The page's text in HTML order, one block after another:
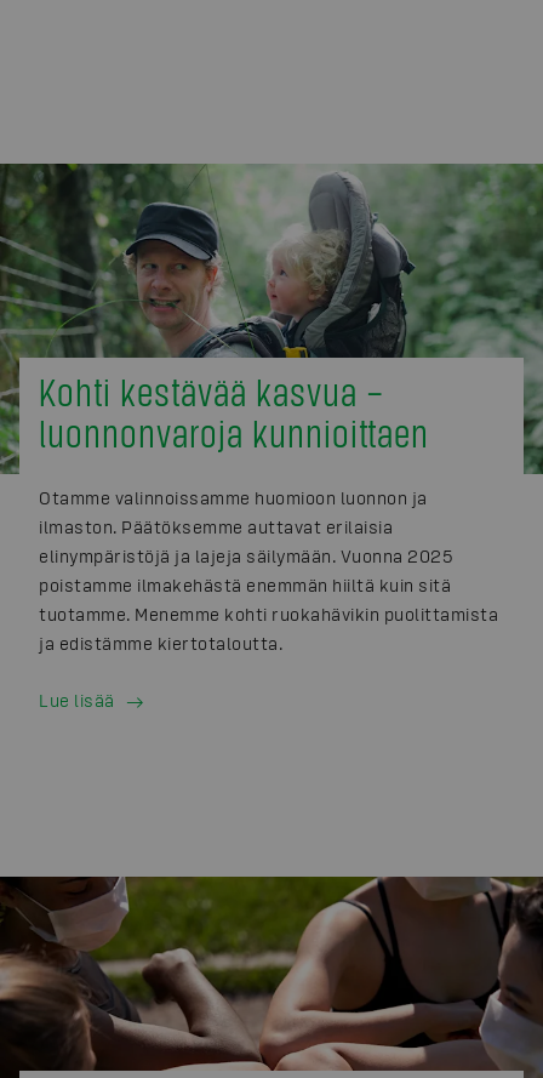
Kohti kestävää kasvua –
luonnonvaroja kunnioittaen
Otamme valinnoissamme huomioon luonnon ja
ilmaston. Päätöksemme auttavat erilaisia
elinympäristöjä ja lajeja säilymään. Vuonna 2025
poistamme ilmakehästä enemmän hiiltä kuin sitä
tuotamme. Menemme kohti ruokahävikin puolittamista
ja edistämme kiertotaloutta.
Lue lisää